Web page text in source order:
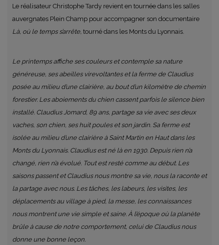
Le réalisateur Christophe Tardy revient en tournée dans les salles
auvergnates Plein Champ pour accompagner son documentaire
Là, où le temps s’arrête, tourné dans les Monts du Lyonnais.
Le printemps affiche ses couleurs et contemple sa nature
généreuse, ses abeilles virevoltantes et la ferme de Claudius
posée au milieu d’une clairière, au bout d’un kilomètre de chemin
forestier. Les aboiements du chien cassent parfois le silence bien
installé. Claudius Jomard, 89 ans, partage sa vie avec ses deux
vaches, son chien, ses huit poules et son jardin. Sa ferme est
isolée au milieu d’une clairière à Saint Martin en Haut dans les
Monts du Lyonnais. Claudius est né là en 1930. Depuis rien n’a
changé, rien n’a évolué. Tout est resté comme au début. Les
saisons passent et Claudius nous montre sa vie, nous la raconte et
la partage avec nous. Les tâches, les labeurs, les visites, les
déplacements au village à pied, la messe, les connaissances
nous montrent une vie simple et saine. À l’époque où la planète
brûle à cause de notre comportement, celui de Claudius nous
donne une bonne leçon.